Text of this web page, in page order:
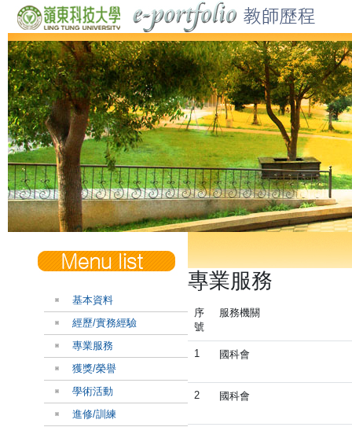
基本資料
經歷/實務經驗
專業服務
獲獎/榮譽
學術活動
進修/訓練
專業服務
序
號
服務機關
1 國科會
2 國科會